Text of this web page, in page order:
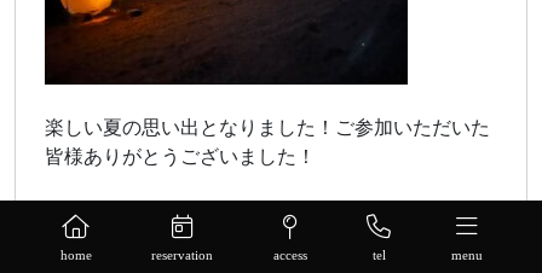
home reservation access tel menu
楽しい夏の思い出となりました！ご参加いただいた
皆様ありがとうございました！